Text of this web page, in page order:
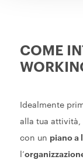
COME
Idealmente
alla tua attività,
con un piano a
l’